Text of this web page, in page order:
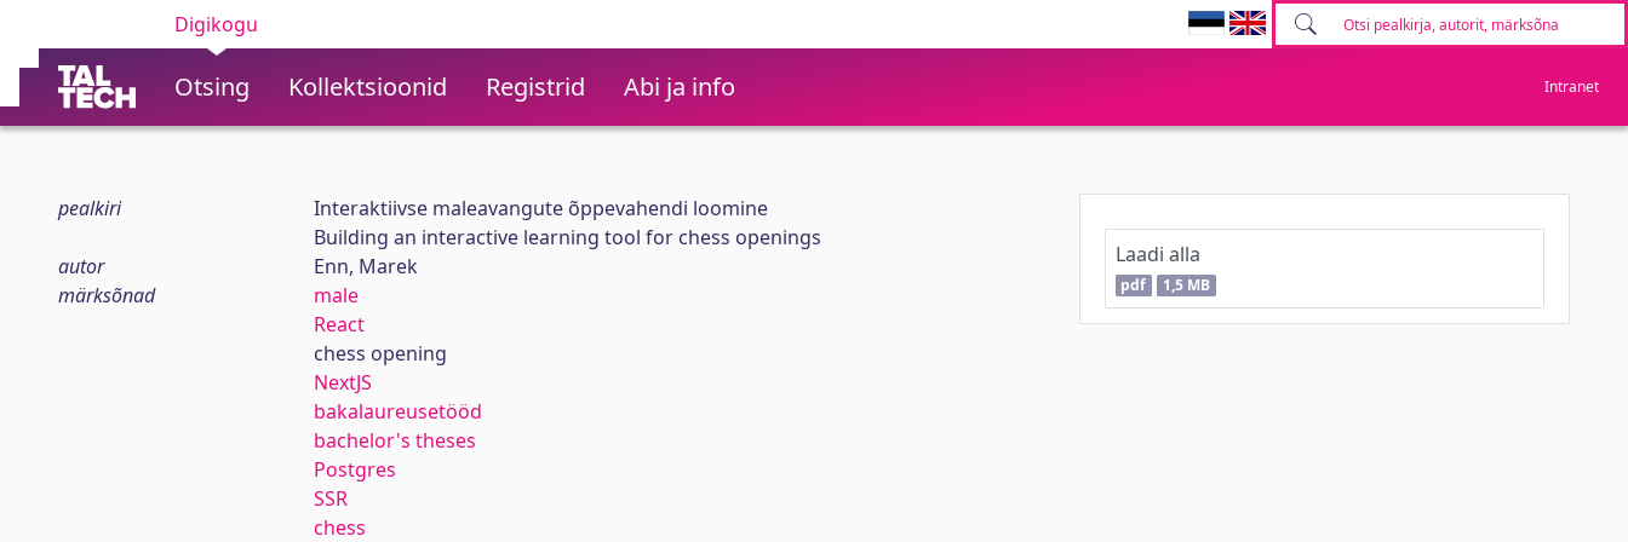
Digikogu
Otsing Kollektsioonid Registrid Abi ja info Intranet
pealkiri
Interaktiivse maleavangute õppevahendi loomine
Building an interactive learning tool for chess openings
autor
Enn, Marek
märksõnad
male
React
chess opening
NextJS
bakalaureusetööd
bachelor's theses
Postgres
SSR
chess
Laadi alla
pdf 1,5 MB